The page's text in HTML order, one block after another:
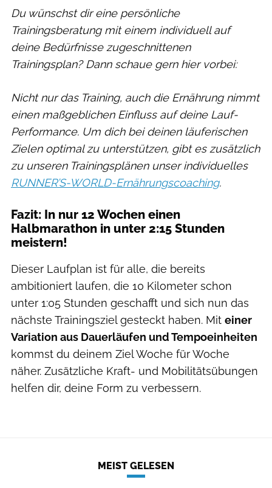
Du wünschst dir eine persönliche
Trainingsberatung mit einem individuell auf
deine Bedürfnisse zugeschnittenen
Trainingsplan? Dann schaue gern hier vorbei:
Nicht nur das Training, auch die Ernährung nimmt
einen maßgeblichen Einfluss auf deine Lauf-
Performance. Um dich bei deinen läuferischen
Zielen optimal zu unterstützen, gibt es zusätzlich
zu unseren Trainingsplänen unser individuelles
RUNNER’S-WORLD-Ernährungscoaching.
Fazit: In nur 12 Wochen einen
Halbmarathon in unter 2:15 Stunden
meistern!
Dieser Laufplan ist für alle, die bereits
ambitioniert laufen, die 10 Kilometer schon
unter 1:05 Stunden geschafft und sich nun das
nächste Trainingsziel gesteckt haben. Mit einer
Variation aus Dauerläufen und Tempoeinheiten
kommst du deinem Ziel Woche für Woche
näher. Zusätzliche Kraft- und Mobilitätsübungen
helfen dir, deine Form zu verbessern.
MEIST GELESEN